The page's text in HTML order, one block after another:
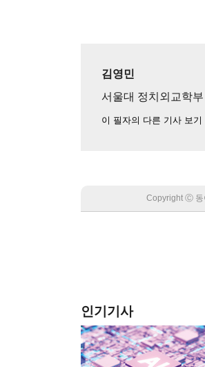
김영민
서울대 정치외교학
이 필자의 다른 기사 보기
Copyright Ⓒ 동
인기기사